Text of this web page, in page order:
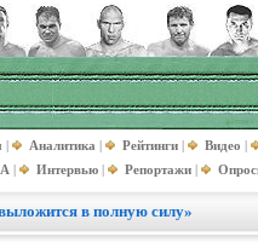
| Аналитика | Рейтинги | Видео |
| Интервью | Репортажи |
в полную силу»